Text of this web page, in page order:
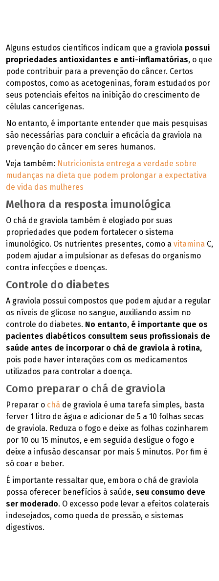
Alguns estudos científicos indicam que a graviola possui
propriedades antioxidantes e anti-inflamatórias, o que
pode contribuir para a prevenção do câncer. Certos
compostos, como as acetogeninas, foram estudados por
seus potenciais efeitos na inibição do crescimento de
células cancerígenas.
No entanto, é importante entender que mais pesquisas
são necessárias para concluir a eficácia da graviola na
prevenção do câncer em seres humanos.
Veja também: Nutricionista entrega a verdade sobre
mudanças na dieta que podem prolongar a expectativa
de vida das mulheres
Melhora da resposta imunológica
O chá de graviola também é elogiado por suas
propriedades que podem fortalecer o sistema
imunológico. Os nutrientes presentes, como a vitamina C,
podem ajudar a impulsionar as defesas do organismo
contra infecções e doenças.
Controle do diabetes
A graviola possui compostos que podem ajudar a regular
os níveis de glicose no sangue, auxiliando assim no
controle do diabetes. No entanto, é importante que os
pacientes diabéticos consultem seus profissionais de
saúde antes de incorporar o chá de graviola à rotina,
pois pode haver interações com os medicamentos
utilizados para controlar a doença.
Como preparar o chá de graviola
Preparar o chá de graviola é uma tarefa simples, basta
ferver 1 litro de água e adicionar de 5 a 10 folhas secas
de graviola. Reduza o fogo e deixe as folhas cozinharem
por 10 ou 15 minutos, e em seguida desligue o fogo e
deixe a infusão descansar por mais 5 minutos. Por fim é
só coar e beber.
É importante ressaltar que, embora o chá de graviola
possa oferecer benefícios à saúde, seu consumo deve
ser moderado. O excesso pode levar a efeitos colaterais
indesejados, como queda de pressão, e sistemas
digestivos.